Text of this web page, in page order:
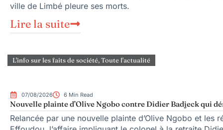
ville de Limbé pleure ses morts.
Lire la suite
L'info sur les faits de société,Toute l'actualité
07/08/2026 6 Min Read
Nouvelle plainte d’Olive Ngobo contre Didier Badjeck qui
Relancée par une nouvelle plainte d’Olive Ngobo et les